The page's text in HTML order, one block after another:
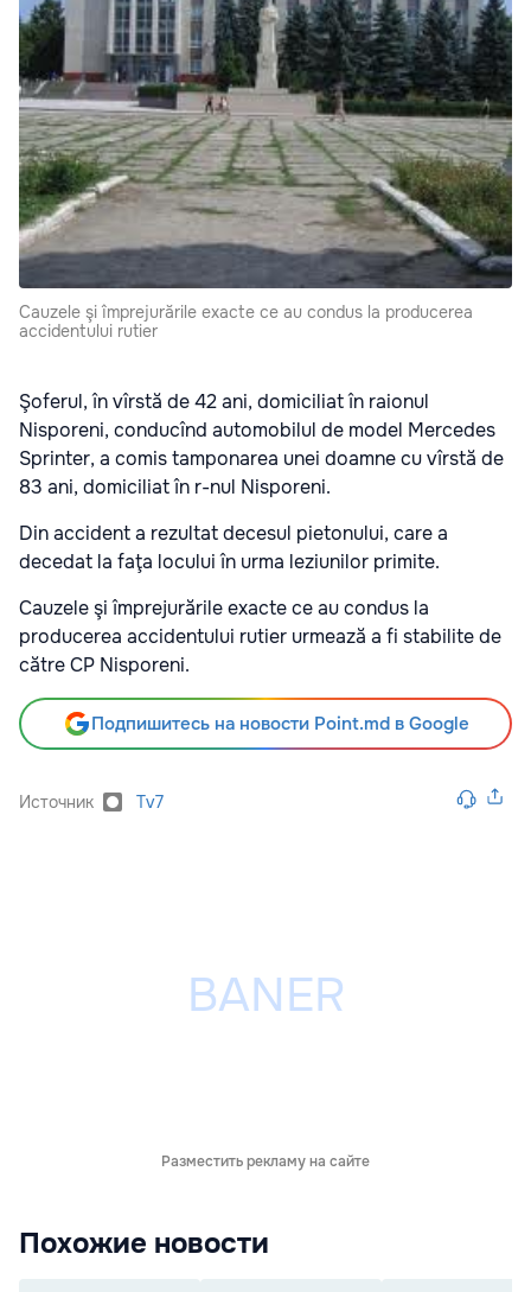
Cauzele şi împrejurările exacte ce au condus la producerea
accidentului rutier
Şoferul, în vîrstă de 42 ani, domiciliat în raionul
Nisporeni, conducînd automobilul de model Mercedes
Sprinter, a comis tamponarea unei doamne cu vîrstă de
83 ani, domiciliat în r-nul Nisporeni.
Din accident a rezultat decesul pietonului, care a
decedat la faţa locului în urma leziunilor primite.
Cauzele şi împrejurările exacte ce au condus la
producerea accidentului rutier urmează a fi stabilite de
către CP Nisporeni.
Подпишитесь на новости Point.md в Google
Источник Tv7
Разместить рекламу на сайте
Похожие новости